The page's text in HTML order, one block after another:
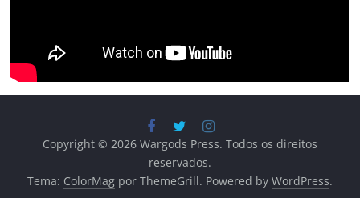
Copyright © 2026 Wargods Press. Todos os direitos
reservados.
Tema: ColorMagpor ThemeGrill. Powered by WordPress.